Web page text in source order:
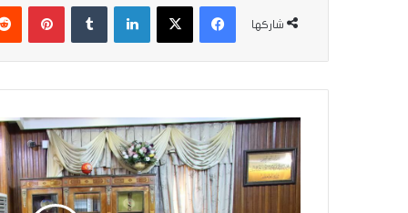
شاركها
فيسبوك
‫X لينكدإن
`تحقيقاً
لمتطلبات
البرنامج
الحكومي`..